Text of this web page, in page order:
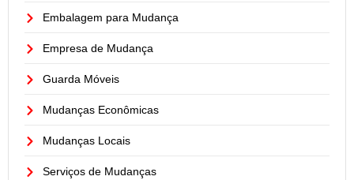
Embalagem para Mudança
Empresa de Mudança
Guarda Móveis
Mudanças Econômicas
Mudanças Locais
Serviços de Mudanças